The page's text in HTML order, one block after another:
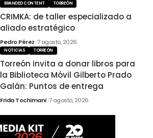
BRANDED CONTENT TORREÓN
CRIMKA: de taller especializado a
aliado estratégico
Pedro Pérez 7 agosto, 2026
NOTICIAS TORREÓN
Torreón invita a donar libros para
la Biblioteca Móvil Gilberto Prado
Galán: Puntos de entrega
Frida Tochimani 7 agosto, 2026